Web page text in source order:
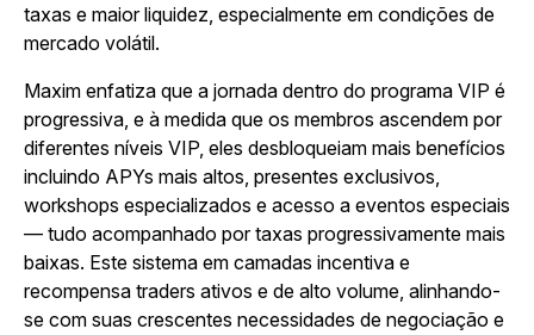
taxas e maior liquidez, especialmente em condições de
mercado volátil.
Maxim enfatiza que a jornada dentro do programa VIP é
progressiva, e à medida que os membros ascendem por
diferentes níveis VIP, eles desbloqueiam mais benefícios
incluindo APYs mais altos, presentes exclusivos,
workshops especializados e acesso a eventos especiais
— tudo acompanhado por taxas progressivamente mais
baixas. Este sistema em camadas incentiva e
recompensa traders ativos e de alto volume, alinhando-
se com suas crescentes necessidades de negociação e